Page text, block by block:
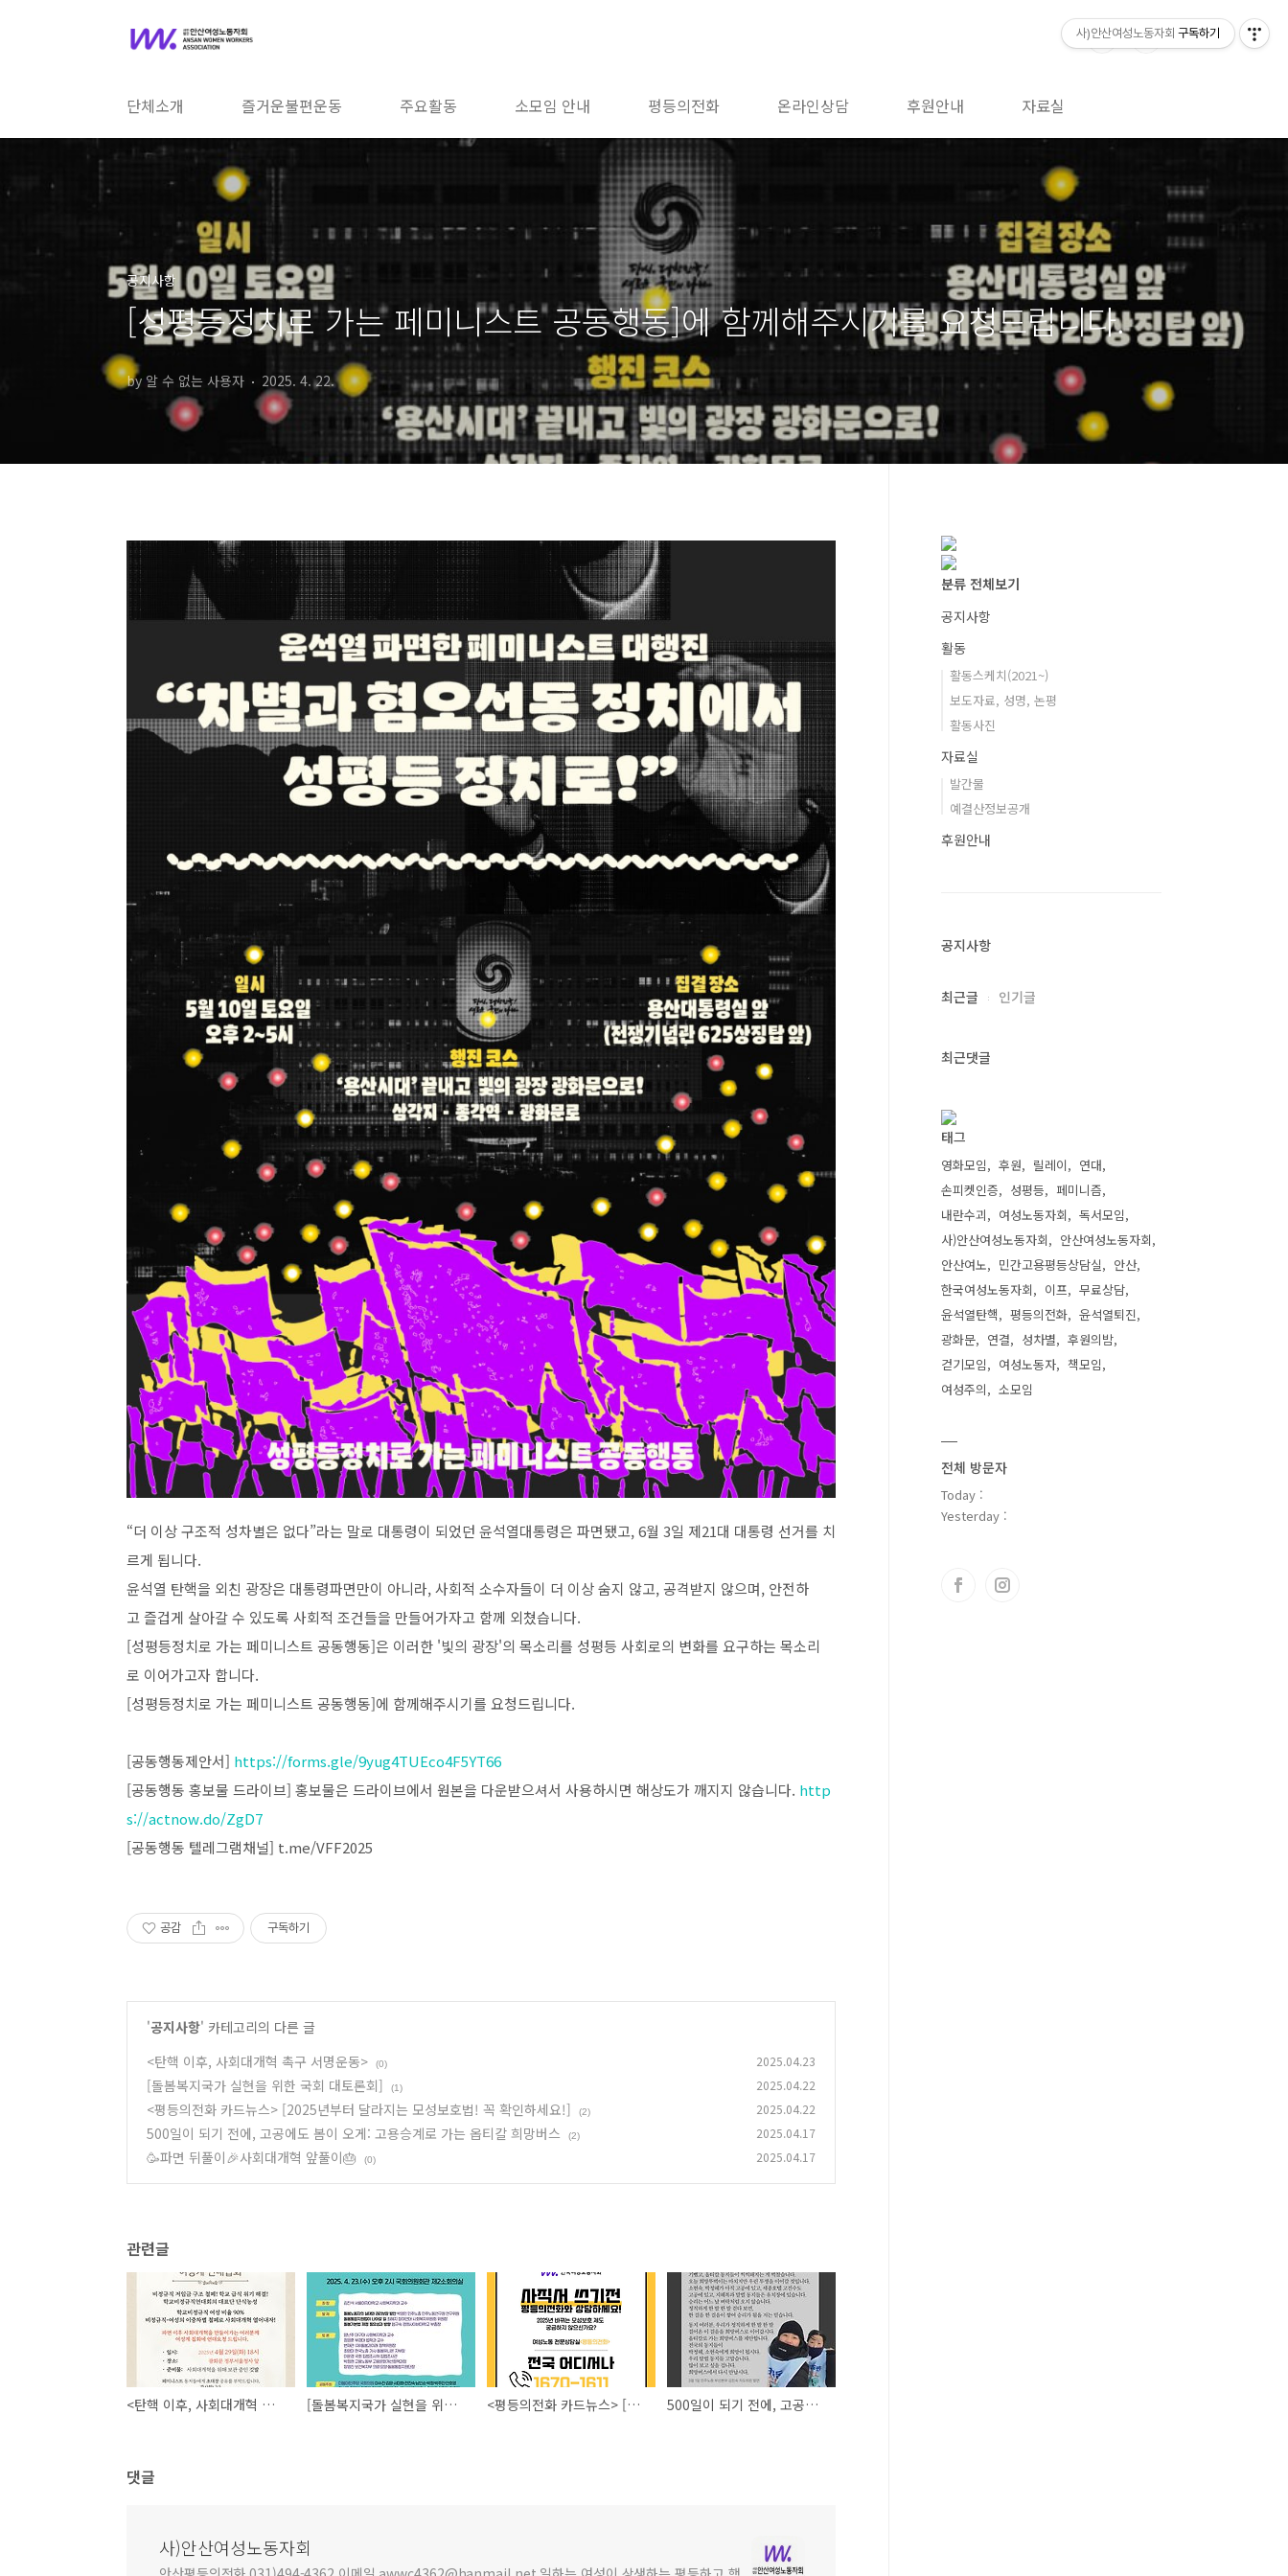
단체소개 즐거운불편운동 주요활동 소모임 안내 평등의전화 온라인상담 후원안내 자료실
공지사항
[성평등정치로 가는 페미니스트 공동행동]에 함께해주시기를 요청드립니다.
by 알 수 없는 사용자 2025. 4. 22.
“더 이상 구조적 성차별은 없다”라는 말로 대통령이 되었던 윤석열대통령은 파면됐고, 6월 3일 제21대 대통령 선거를 치
르게 됩니다.
윤석열 탄핵을 외친 광장은 대통령파면만이 아니라, 사회적 소수자들이 더 이상 숨지 않고, 공격받지 않으며, 안전하
고 즐겁게 살아갈 수 있도록 사회적 조건들을 만들어가자고 함께 외쳤습니다.
[성평등정치로 가는 페미니스트 공동행동]은 이러한 '빛의 광장'의 목소리를 성평등 사회로의 변화를 요구하는 목소리
로 이어가고자 합니다.
[성평등정치로 가는 페미니스트 공동행동]에 함께해주시기를 요청드립니다.
[공동행동제안서] https://forms.gle/9yug4TUEco4F5YT66
[공동행동 홍보물 드라이브] 홍보물은 드라이브에서 원본을 다운받으셔서 사용하시면 해상도가 깨지지 않습니다. http
s://actnow.do/ZgD7
[공동행동 텔레그램채널] t.me/VFF2025
공감 구독하기
'공지사항' 카테고리의 다른 글
<탄핵 이후, 사회대개혁 촉구 서명운동>
(0) 2025.04.23
[돌봄복지국가 실현을 위한 국회 대토론회] (1) 2025.04.22
<평등의전화 카드뉴스> [2025년부터 달라지는 모성보호법! 꼭 확인하세요!] (2) 2025.04.22
500일이 되기 전에, 고공에도 봄이 오게: 고용승계로 가는 옵티칼 희망버스 (2) 2025.04.17
🥳파면 뒤풀이🎉사회대개혁 앞풀이🎂 (0) 2025.04.17
관련글
<탄핵 이후, 사회대개혁 촉구 서명운동> [돌봄복지국가 실현을 위한 국회 대토론회] <평등의전화 카드뉴스> [2025년부터 달라지는 모성보호법! 꼭 확인하세요!] 500일이 되기 전에, 고공에도 봄이 오게: 고용승계로 가는 옵티칼 희망버스
댓글
사)안산여성노동자회
분류 전체보기
공지사항
활동
활동스케치(2021~)
보도자료, 성명, 논평
활동사진
자료실
발간물
예결산정보공개
후원안내
공지사항
최근글 인기글
최근댓글
태그
영화모임 후원 릴레이
연대
손피켓인증
성평등
페미니즘
내란수괴
여성노동자회
독서모임
사)안산여성노동자회
안산여성노동자회
안산여노
민간고용평등상담실
안산
한국여성노동자회
이프
무료상담
윤석열탄핵
평등의전화
윤석열퇴진
광화문
연결 성차별
후원의밤
걷기모임
여성노동자
책모임
여성주의
소모임
전체 방문자
Today :
Yesterday :
사)안산여성노동자회 구독하기